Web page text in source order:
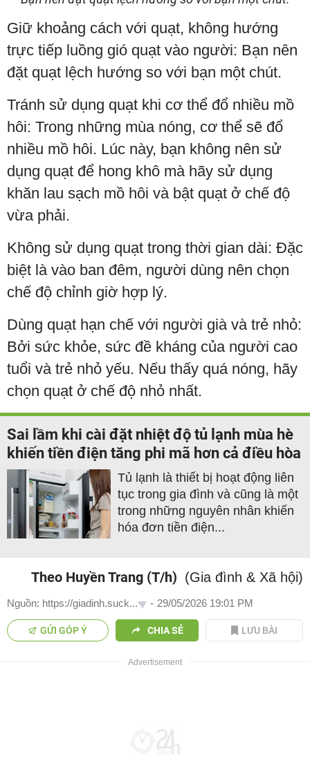
Giữ khoảng cách với quạt, không hướng
trực tiếp luồng gió quạt vào người: Bạn nên
đặt quạt lệch hướng so với bạn một chút.
Tránh sử dụng quạt khi cơ thể đổ nhiều mồ
hôi: Trong những mùa nóng, cơ thể sẽ đổ
nhiều mồ hôi. Lúc này, bạn không nên sử
dụng quạt để hong khô mà hãy sử dụng
khăn lau sạch mồ hôi và bật quạt ở chế độ
vừa phải.
Không sử dụng quạt trong thời gian dài: Đặc
biệt là vào ban đêm, người dùng nên chọn
chế độ chỉnh giờ hợp lý.
Dùng quạt hạn chế với người già và trẻ nhỏ:
Bởi sức khỏe, sức đề kháng của người cao
tuổi và trẻ nhỏ yếu. Nếu thấy quá nóng, hãy
chọn quạt ở chế độ nhỏ nhất.
Sai lầm khi cài đặt nhiệt độ tủ lạnh mùa hè
khiến tiền điện tăng phi mã hơn cả điều hòa
Tủ lạnh là thiết bị hoạt động liên
tục trong gia đình và cũng là một
trong những nguyên nhân khiến
hóa đơn tiền điện...
Theo Huyền Trang (T/h) (Gia đình & Xã hội)
Nguồn: https://giadinh.suck... - 29/05/2026 19:01 PM
GỬI GÓP Ý CHIA SẺ LƯU BÀI